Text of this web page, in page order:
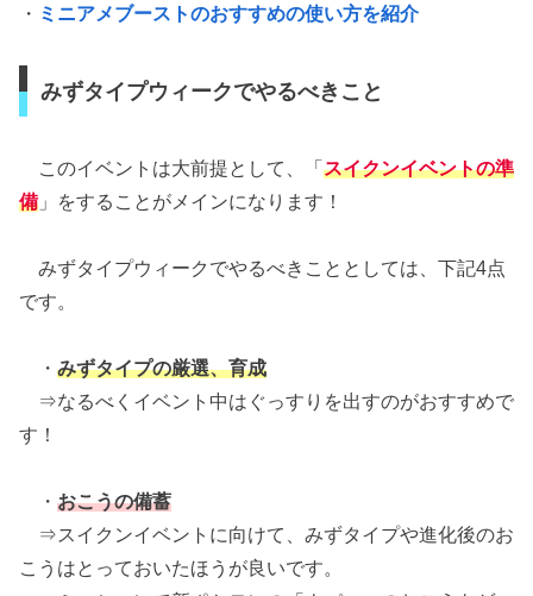
・ ミニアメブーストのおすすめの使い方を紹介
みずタイプウィークでやるべきこと
このイベントは大前提として、「 スイクンイベントの準
備 」をすることがメインになります！
みずタイプウィークでやるべきこととしては、下記4点
です。
・ みずタイプの厳選、育成
⇒なるべくイベント中はぐっすりを出すのがおすすめで
す！
・ おこうの備蓄
⇒スイクンイベントに向けて、みずタイプや進化後のお
こうはとっておいたほうが良いです。